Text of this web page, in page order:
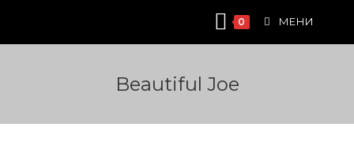
content
0 МЕНИ
Beautiful Joe